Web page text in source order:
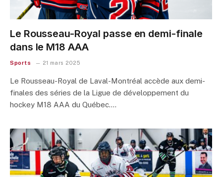
Le Rousseau-Royal passe en demi-finale
dans le M18 AAA
Sports 21 mars 2025
Le Rousseau-Royal de Laval-Montréal accède aux demi-
finales des séries de la Ligue de développement du
hockey M18 AAA du Québec.…